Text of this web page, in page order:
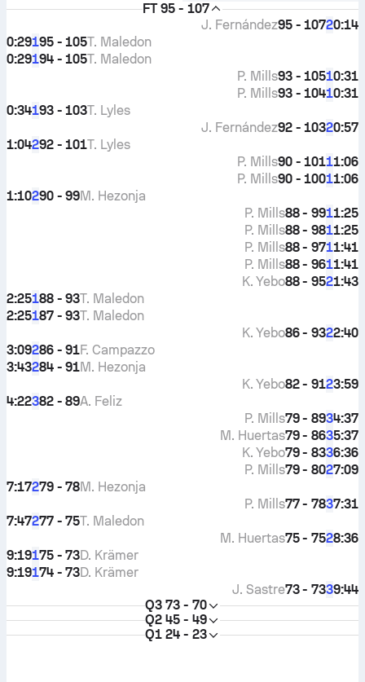
FT 95 - 107
0:14
2
95 - 107
J. Fernández
0:29195 - 105T. Maledon
0:29194 - 105T. Maledon
0:31
1
93 - 105
P. Mills
0:31
1
93 - 104
P. Mills
0:34193 - 103T. Lyles
0:57
2
92 - 103
J. Fernández
1:04292 - 101T. Lyles
1:06
1
90 - 101
P. Mills
1:06
1
90 - 100
P. Mills
1:10290 - 99M. Hezonja
1:25
1
88 - 99
P. Mills
1:25
1
88 - 98
P. Mills
1:41
1
88 - 97
P. Mills
1:41
1
88 - 96
P. Mills
1:43
2
88 - 95
K. Yebo
2:25188 - 93T. Maledon
2:25187 - 93T. Maledon
2:40
2
86 - 93
K. Yebo
3:09286 - 91F. Campazzo
3:43284 - 91M. Hezonja
3:59
2
82 - 91
K. Yebo
4:22382 - 89A. Feliz
4:37
3
79 - 89
P. Mills
5:37
3
79 - 86
M. Huertas
6:36
3
79 - 83
K. Yebo
7:09
2
79 - 80
P. Mills
7:17279 - 78M. Hezonja
7:31
3
77 - 78
P. Mills
7:47277 - 75T. Maledon
8:36
2
75 - 75
M. Huertas
9:19175 - 73D. Krämer
9:19174 - 73D. Krämer
9:44
3
73 - 73
J. Sastre
Q3 73 - 70
Q2 45 - 49
Q1 24 - 23